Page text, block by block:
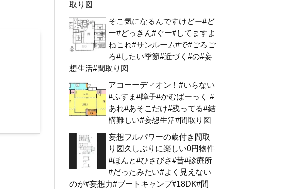
取り図
そこ気になるんですけどー#ど
ー#どっきん#ぐー#してますよ
ねこれ#サンルーム#で#ごろご
ろ#したい季節#近づく#の#妄
想生活#間取り図
アコーーディオン！#いらない
#ふすま#障子#かむばーっく #
あれ#あそこだけ#残ってる#結
構難しい#妄想生活#間取り図
妄想フルパワーの蔵付き間取
り図久しぶりに楽しい0円物件
#ほんと#ひさびさ#昔#診療所
#だったみたい#よく見えない
のが#妄想力#ブートキャンプ#18DK#間